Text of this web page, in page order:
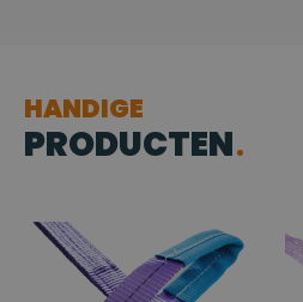
HANDIGE
PRODUCTEN